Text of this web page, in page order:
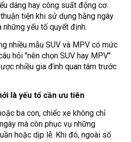
dáng hay công suất động cơ.
tiện khi sử dụng hằng ngày
yếu tố quyết định.
nhiều mẫu SUV và MPV có mức
hỏi "nên chọn SUV hay MPV"
nhiều gia đình quan tâm trước
là yếu tố cần ưu tiên
ba con, chiếc xe không chỉ
mà còn phục vụ những
hoặc dịp lễ. Khi đó, ngoài số